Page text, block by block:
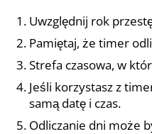
Uwzględnij rok
Pamiętaj, że timer
Strefa czasowa, w
Jeśli korzystasz z
samą datę i czas.
Odliczanie dni może